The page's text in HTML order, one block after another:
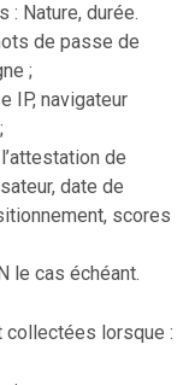
Nature, durée.
de passe de
;
IP, navigateur
de
date de
scores
le cas échéant.
collectées lorsque :